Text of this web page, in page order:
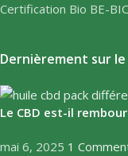
Certification Bio BE-
Dernièrement sur le
Le CBD est-il
mai 6, 2025 1